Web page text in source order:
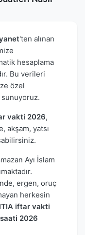
'ten alınan
hesaplama
Bu verileri
özel
vakti 2026,
akşam, yatsı
Ayı İslam
ergen, oruç
herkesin
iftar vakti
2026